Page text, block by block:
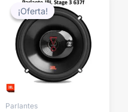
¡Oferta!
¡Oferta!
Parlantes
precio
original
era:
$89.990.